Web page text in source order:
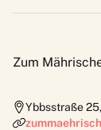
Zum
Ybbsstraße 25,